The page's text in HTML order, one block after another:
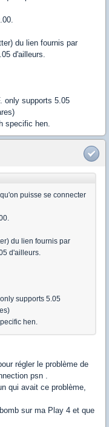
du lien fournis par
d'ailleurs.
only supports 5.05
specific hen.
puisse se connecter
du lien fournis par
d'ailleurs.
supports 5.05
hen.
régler le problème de
psn .
qui avait ce problème,
sur ma Play 4 et que